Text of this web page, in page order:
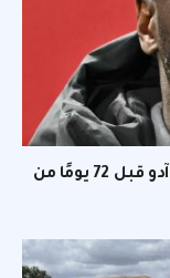
الاتحاد الغاني لكرة القدم يقيل المدرب أوتو آدو قبل 72 يومًا من